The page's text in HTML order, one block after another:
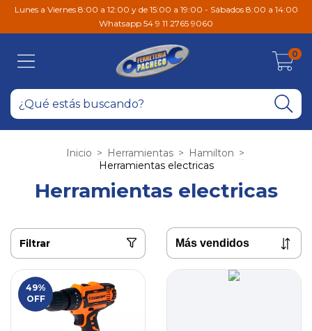
Lunes a Viernes 8:00 a 12:00 y de 15:00 a 19:00 - Sábados 8:00 a 14:00
Whatsapp 54 9 11 2765 9060
0
Inicio > Herramientas > Hamilton >
Herramientas electricas
Herramientas electricas
Filtrar
49%
OFF